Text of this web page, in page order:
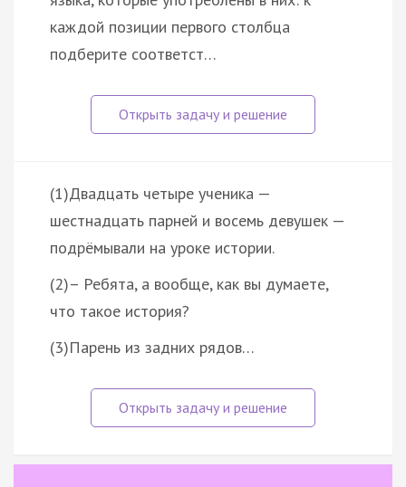
каждой позиции первого столбца
подберите соответст…
(1)Двадцать четыре ученика —
шестнадцать парней и восемь девушек —
подрёмывали на уроке истории.
(2)– Ребята, а вообще, как вы думаете,
что такое история?
(3)Парень из задних рядов…